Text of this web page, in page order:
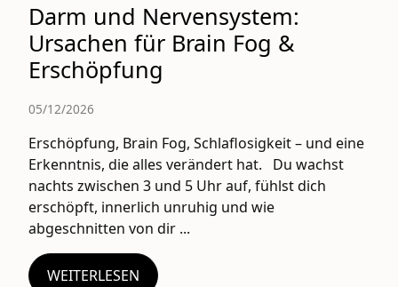
Darm und Nervensystem:
Ursachen für Brain Fog &
Erschöpfung
05/12/2026
Erschöpfung, Brain Fog, Schlaflosigkeit – und eine
Erkenntnis, die alles verändert hat. Du wachst
nachts zwischen 3 und 5 Uhr auf, fühlst dich
erschöpft, innerlich unruhig und wie
abgeschnitten von dir ...
WEITERLESEN